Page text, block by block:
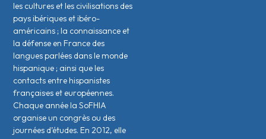
les cultures et les civilisations des
pays ibériques et ibéro-
américains ; la connaissance et
la défense en France des
langues parlées dans le monde
hispanique ; ainsi que les
contacts entre hispanistes
français·es et européen·nes.
Chaque année la SoFHIA
organise un congrès ou des
journées d’études. En 2012, elle